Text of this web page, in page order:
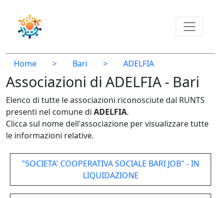
Home > Bari > ADELFIA
Associazioni di ADELFIA - Bari
Elenco di tutte le associazioni riconosciute dal RUNTS
presenti nel comune di ADELFIA.
Clicca sul nome dell'associazione per visualizzare tutte
le informazioni relative.
"SOCIETA' COOPERATIVA SOCIALE BARI JOB" - IN
LIQUIDAZIONE